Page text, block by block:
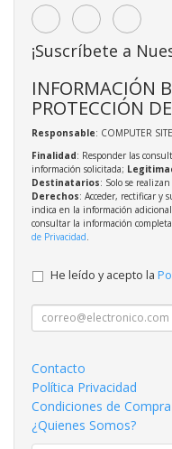
¡Suscríbete a
INFORMACIÓN
PROTECCIÓN
Responsable: COMPUTER
Finalidad: Responder las
información solicitada;
Destinatarios: Solo se
Derechos: Acceder, rectificar y
indica en la información
consultar la información
de Privacidad
He leído y acepto la
Contacto
Política Privacidad
Condiciones de Compra
¿Quienes Somos?